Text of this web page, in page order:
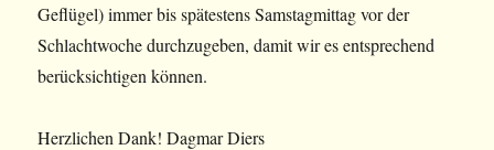
Geflügel) immer bis spätestens Samstagmittag vor der
Schlachtwoche durchzugeben, damit wir es entsprechend
berücksichtigen können.
Herzlichen Dank! Dagmar Diers